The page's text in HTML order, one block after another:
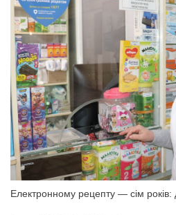
Електронному рецепту — сім